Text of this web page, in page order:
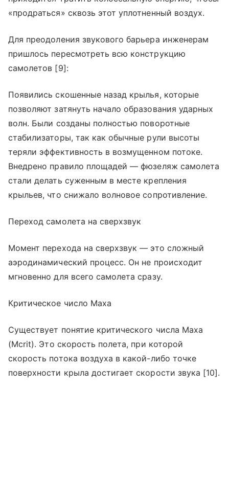
«продраться» сквозь этот уплотненный воздух.
Для преодоления звукового барьера инженерам
пришлось пересмотреть всю конструкцию
самолетов [9]:
Появились скошенные назад крылья, которые
позволяют затянуть начало образования ударных
волн. Были созданы полностью поворотные
стабилизаторы, так как обычные рули высоты
теряли эффективность в возмущенном потоке.
Внедрено правило площадей — фюзеляж самолета
стали делать суженным в месте крепления
крыльев, что снижало волновое сопротивление.
Переход самолета на сверхзвук
Момент перехода на сверхзвук — это сложный
аэродинамический процесс. Он не происходит
мгновенно для всего самолета сразу.
Критическое число Маха
Существует понятие критического числа Маха
(Mcrit). Это скорость полета, при которой
скорость потока воздуха в какой-либо точке
поверхности крыла достигает скорости звука [10].